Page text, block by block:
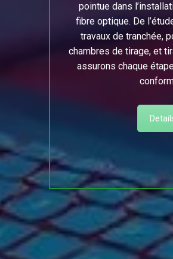
pointue dans
fibre optique. De
travaux de tranchée,
chambres de tirage, et
assurons chaque